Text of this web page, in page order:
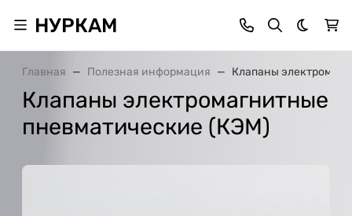
НУРКАМ Темная
Главная Полезная информация Клапаны
Клапаны электромагнитные
пневматические (КЭМ)